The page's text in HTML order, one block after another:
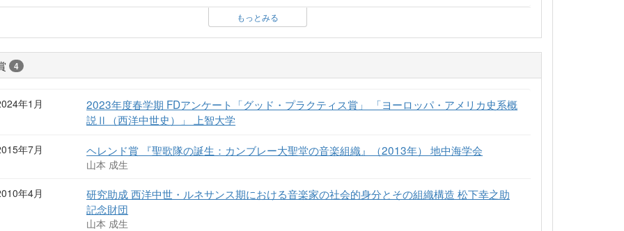
もっとみる
4
年1月
2023年度春学期 FDアンケート「グッド・プラクティス賞」 「ヨーロッパ・アメリカ史系概
説Ⅱ（西洋中世史）」 上智大学
年7月 ヘレンド賞 『聖歌隊の誕生：カンブレー大聖堂の音楽組織』（2013年） 地中海学会
山本 成生
年4月
研究助成 西洋中世・ルネサンス期における音楽家の社会的身分とその組織構造 松下幸之助
記念財団
山本 成生